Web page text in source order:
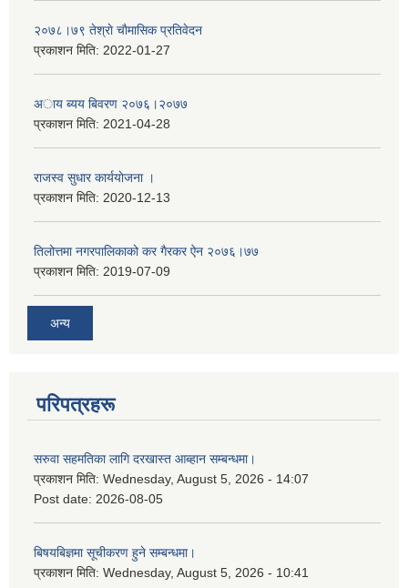
२०७८।७९ तेश्राे चाैमासिक प्रतिवेदन
प्रकाशन मिति: 2022-01-27
अाय ब्यय बिवरण २०७६।२०७७
प्रकाशन मिति: 2021-04-28
राजस्व सुधार कार्ययाेजना ।
प्रकाशन मिति: 2020-12-13
तिलोत्तमा नगरपालिकाको कर गैरकर ऐन २०७६।७७
प्रकाशन मिति: 2019-07-09
अन्य
परिपत्रहरू
सरुवा सहमतिका लागि दरखास्त आब्हान सम्बन्धमा।
प्रकाशन मिति: Wednesday, August 5, 2026 - 14:07
Post date: 2026-08-05
बिषयबिज्ञमा सूचीकरण हुने सम्बन्धमा।
प्रकाशन मिति: Wednesday, August 5, 2026 - 10:41